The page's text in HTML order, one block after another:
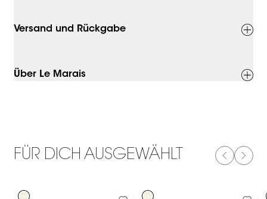
Versand und Rückgabe
Über Le Marais
FÜR DICH AUSGEWÄHLT